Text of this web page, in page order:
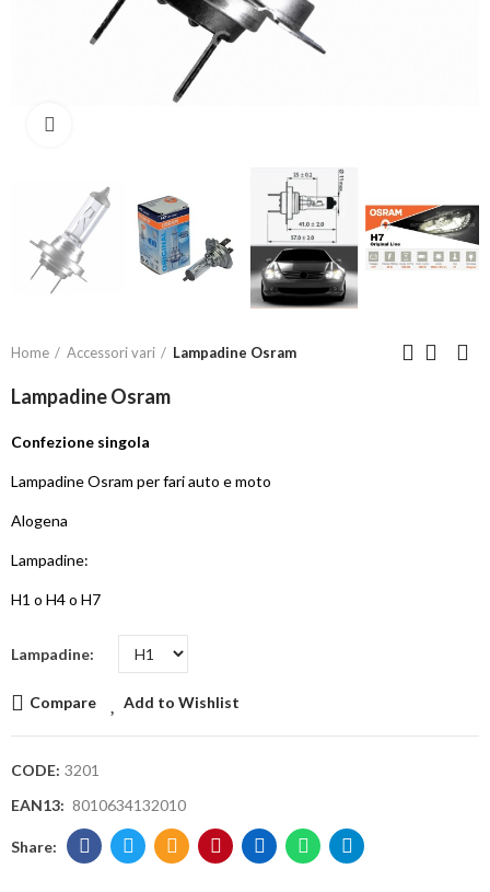
Home Accessori vari Lampadine Osram
Lampadine Osram
Confezione singola
Lampadine Osram per fari auto e moto
Alogena
Lampadine:
H1 o H4 o H7
Lampadine
Compare Add to Wishlist
CODE: 3201
EAN13: 8010634132010